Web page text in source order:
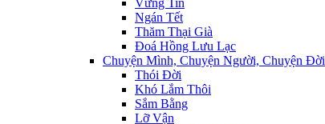
Ngán Tết
Thăm Thại Già
Đoá Hồng Lưu Lạc
Chuyện Mình, Chuyện Người, Chuyện Đời
Thói Đời
Khó Lắm Thôi
Sắm Bằng
Lỡ Vận